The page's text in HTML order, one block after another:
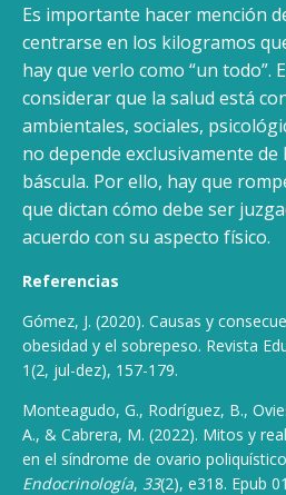
Es importante hacer mención
centrarse en los kilogramos
hay que verlo como “un todo”.
considerar que la salud está
ambientales, sociales,
no depende exclusivamente
báscula. Por ello, hay que
que dictan cómo debe ser
acuerdo con su aspecto físico.
Referencias
Gómez, J. (2020). Causas y
obesidad y el sobrepeso. Revista
1(2, jul-dez), 157-179.
Monteagudo, G., Rodríguez, B.,
A., & Cabrera, M. (2022). Mitos y
en el síndrome de ovario
Endocrinología, 33(2), e318. Epub